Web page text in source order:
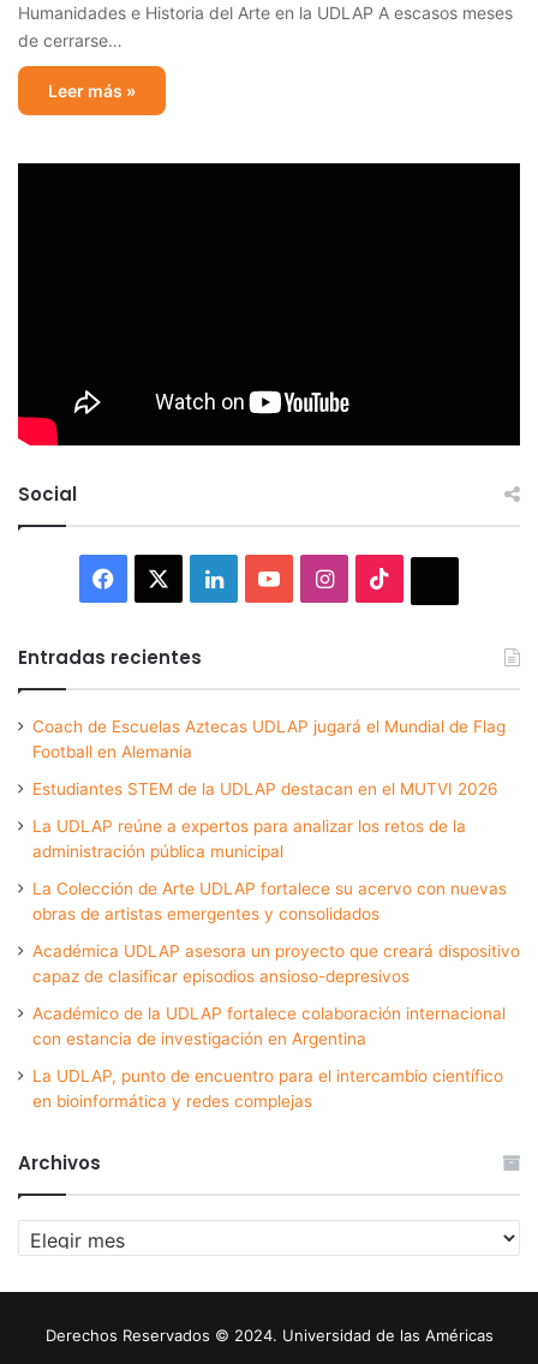
Humanidades e Historia del Arte en la UDLAP A escasos meses
de cerrarse…
Leer más »
Social
Facebook LinkedInYouTubeInstagram
Entradas recientes
Coach de Escuelas Aztecas UDLAP jugará el Mundial de Flag
Football en Alemania
Estudiantes STEM de la UDLAP destacan en el MUTVI 2026
La UDLAP reúne a expertos para analizar los retos de la
administración pública municipal
La Colección de Arte UDLAP fortalece su acervo con nuevas
obras de artistas emergentes y consolidados
Académica UDLAP asesora un proyecto que creará dispositivo
capaz de clasificar episodios ansioso-depresivos
Académico de la UDLAP fortalece colaboración internacional
con estancia de investigación en Argentina
La UDLAP, punto de encuentro para el intercambio científico
en bioinformática y redes complejas
Archivos
Archivos
Derechos Reservados © 2024. Universidad de las Américas